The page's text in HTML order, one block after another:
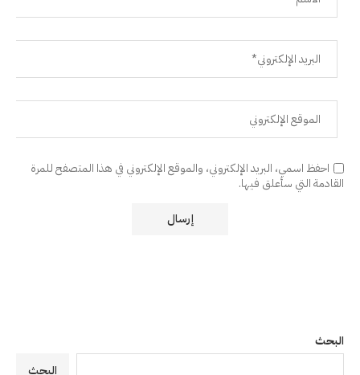
احفظ اسمي، البريد الإلكتروني، والموقع الإلكتروني في هذا المتصفح للمرة
القادمة التي سأعلق فيها.
البحث
البحث